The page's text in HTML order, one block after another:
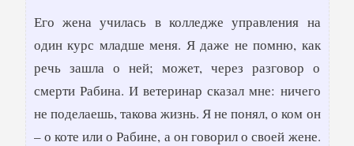
Его жена училась в колледже управления на
один курс младше меня. Я даже не помню, как
речь зашла о ней; может, через разговор о
смерти Рабина. И ветеринар сказал мне: ничего
не поделаешь, такова жизнь. Я не понял, о ком он
– о коте или о Рабине, а он говорил о своей жене.